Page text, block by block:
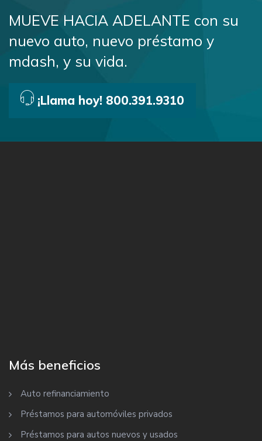
MUEVE HACIA ADELANTE con su
nuevo auto, nuevo préstamo y
mdash, y su vida.
¡Llama hoy! 800.391.9310
Más beneficios
Auto refinanciamiento
Préstamos para automóviles privados
Préstamos para autos nuevos y usados